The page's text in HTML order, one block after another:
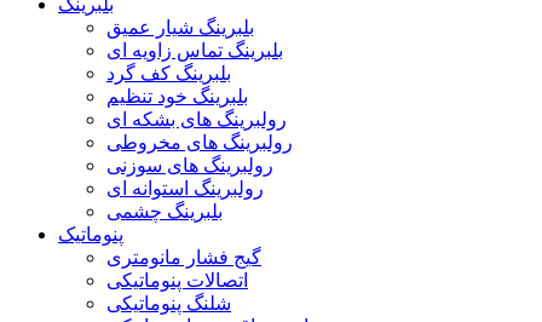
بلبرینگ
بلبرینگ شیار عمیق
بلبرینگ تماس زاویه ای
بلبرینگ کف گرد
بلبرینگ خود تنظیم
رولبرینگ های بشکه ای
رولبرینگ های مخروطی
رولبرینگ های سوزنی
رولبرینگ استوانه ای
بلبرینگ چشمی
پنوماتیک
گیج فشار مانومتری
اتصالات پنوماتیکی
شلنگ پنوماتیکی